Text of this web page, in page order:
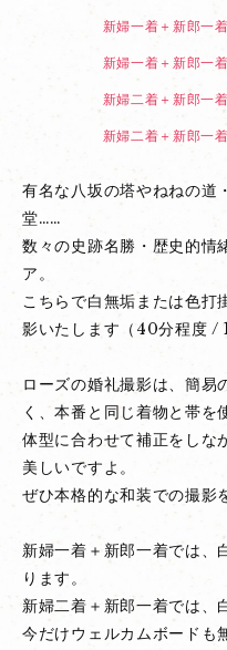
新婦一着＋新郎一
新婦一着＋新郎一
新婦二着＋新郎一
新婦二着＋新郎一
有名な八坂の塔やねねの道
堂……
数々の史跡名勝・歴史的情
ア。
こちらで白無垢または色打
影いたします（40分程度 /
ローズの婚礼撮影は、簡易
く、本番と同じ着物と帯を
体型に合わせて補正をしな
美しいですよ。
ぜひ本格的な和装での撮影
新婦一着＋新郎一着では、
ります。
新婦二着＋新郎一着では、
今だけウェルカムボードも